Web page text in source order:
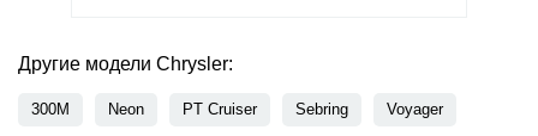
Другие модели Chrysler:
300M Neon PT Cruiser Sebring Voyager